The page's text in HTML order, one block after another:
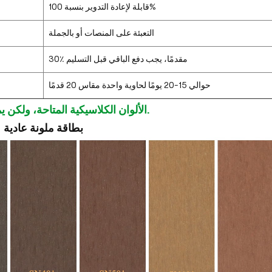
قابلة لإعادة التدوير بنسبة 100%
التعبئة على المنصات أو بالجملة
30٪ مقدمًا، يجب دفع الباقي قبل التسليم
حوالي 15-20 يومًا لحاوية واحدة مقاس 20 قدمًا
الألوان الكلاسيكية المتاحة، ولكن يمكن تخصيصها.
بطاقة ملونة عادية